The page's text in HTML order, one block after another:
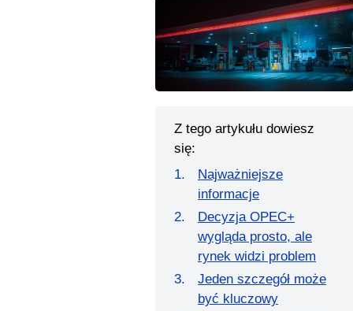
Z tego artykułu dowiesz
się:
Najważniejsze
informacje
Decyzja OPEC+
wygląda prosto, ale
rynek widzi problem
Jeden szczegół może
być kluczowy